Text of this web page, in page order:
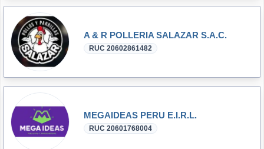
A & R POLLERIA SALAZAR S.A.C.
RUC 20602861482
MEGAIDEAS PERU E.I.R.L.
RUC 20601768004